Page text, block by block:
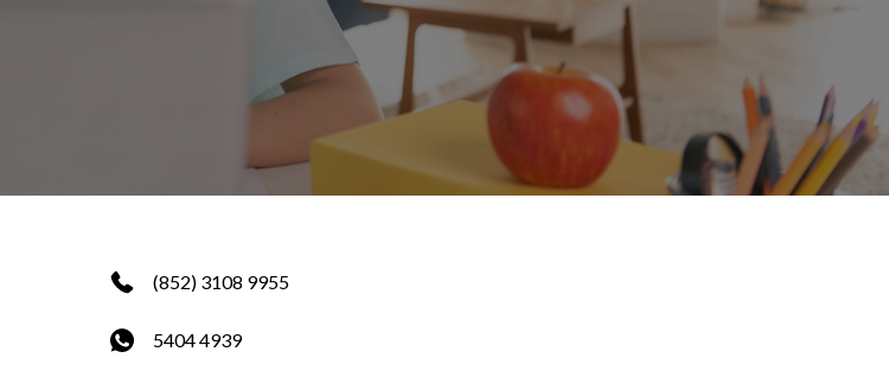
(852) 3108 9955
5404 4939